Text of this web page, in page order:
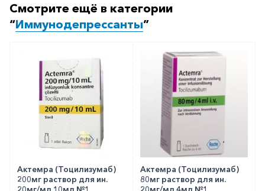
с любого телефона по РФ)
Смотрите ещё в категории
“Иммунодепрессанты”
Актемра (Тоцилизумаб)
200мг раствор для ин.
Актемра (Тоцилизумаб)
80мг раствор для ин.